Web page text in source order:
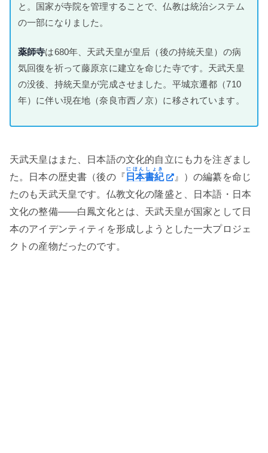
と。国家が寺院を管理することで、仏教は統治システム
の一部になりました。
薬師寺は680年、天武天皇が皇后（後の持統天皇）の病
気回復を祈って藤原京に建立を命じた寺です。天武天皇
の没後、持統天皇が完成させました。平城京遷都（710
年）に伴い現在地（奈良市西ノ京）に移されています。
天武天皇はまた、日本語の文化的自立にも力を注ぎまし
た。日本の歴史書（後の『 日本書紀
にほんしょき
』）の編纂を命じ
たのも天武天皇です。仏教文化の隆盛と、日本語・日本
文化の整備——白鳳文化とは、天武天皇が国家として日
本のアイデンティティを形成しようとした一大プロジェ
クトの産物だったのです。